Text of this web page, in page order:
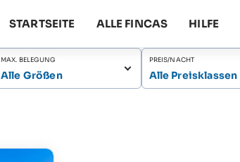
STARTSEITE ALLE FINCAS HILFE
MAX. BELEGUNG
Alle Größen
PREIS/NACHT
Alle Preisklassen